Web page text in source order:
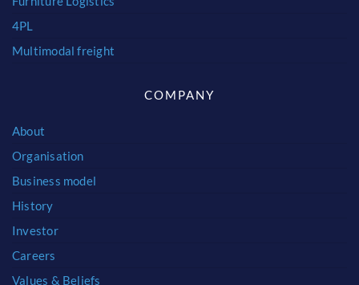
4PL
Multimodal freight
COMPANY
About
Organisation
Business model
History
Investor
Careers
Values & Beliefs